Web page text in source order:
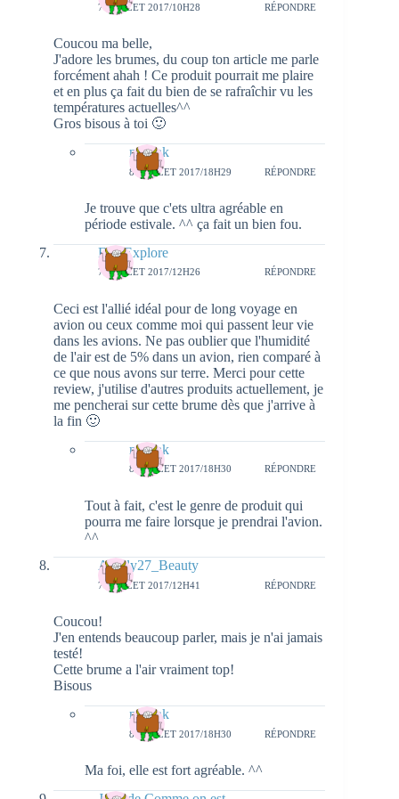
7 JUILLET 2017/10H28 RÉPONDRE
Coucou ma belle,
J'adore les brumes, du coup ton article me parle
forcément ahah ! Ce produit pourrait me plaire
et en plus ça fait du bien de se rafraîchir vu les
températures actuelles^^
Gros bisous à toi 🙂
natieak
8 JUILLET 2017/18H29 RÉPONDRE
Je trouve que c'ets ultra agréable en
période estivale. ^^ ça fait un bien fou.
FredExplore
7 JUILLET 2017/12H26 RÉPONDRE
Ceci est l'allié idéal pour de long voyage en
avion ou ceux comme moi qui passent leur vie
dans les avions. Ne pas oublier que l'humidité
de l'air est de 5% dans un avion, rien comparé à
ce que nous avons sur terre. Merci pour cette
review, j'utilise d'autres produits actuellement, je
me pencherai sur cette brume dès que j'arrive à
la fin 🙂
natieak
8 JUILLET 2017/18H30 RÉPONDRE
Tout à fait, c'est le genre de produit qui
pourra me faire lorsque je prendrai l'avion.
^^
Aurely27_Beauty
7 JUILLET 2017/12H41 RÉPONDRE
Coucou!
J'en entends beaucoup parler, mais je n'ai jamais
testé!
Cette brume a l'air vraiment top!
Bisous
natieak
8 JUILLET 2017/18H30 RÉPONDRE
Ma foi, elle est fort agréable. ^^